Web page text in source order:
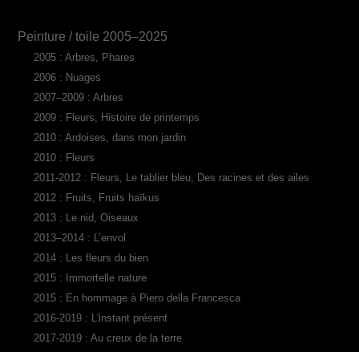
Peinture / toile 2005–2025
2005 : Arbres, Phares
2006 : Nuages
2007–2009 : Arbres
2009 : Fleurs, Histoire de printemps
2010 : Ardoises, dans mon jardin
2010 : Fleurs
2011-2012 : Fleurs, Le tablier bleu, Des racines et des ailes
2012 : Fruits, Fruits haïkus
2013 : Le nid, Oiseaux
2013–2014 : L’envol
2014 : Les fleurs du bien
2015 : Immortelle nature
2015 : En hommage à Piero della Francesca
2016-2019 : L'instant présent
2017-2019 : Au creux de la terre